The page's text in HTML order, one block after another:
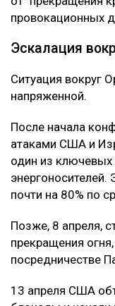
провокационных
Эскалация
Ситуация вокруг
напряженной.
После начала
атаками США и
один из
энергоносителей.
почти на 80% по
Позже, 8 апреля,
прекращения
посредничестве
13 апреля США